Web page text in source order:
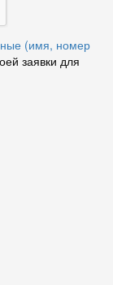
(имя, номер
заявки для